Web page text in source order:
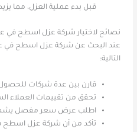
قبل بدء عملية العزل، مما
نصائح لاختيار شركة عزل اسطح في
عند البحث عن شركة عزل اسطح في
التالية:
قارن بين عدة شركات
تحقق من تقييمات العملاء
اطلب عرض سعر مفصل يشمل
تأكد من أن شركة عزل اسطح